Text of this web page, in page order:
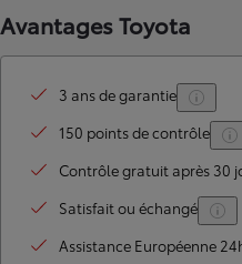
Avantages Toyota
3 ans de garantie
150 points de contrôle
Contrôle gratuit après 30
Satisfait ou échangé
Assistance Européenne